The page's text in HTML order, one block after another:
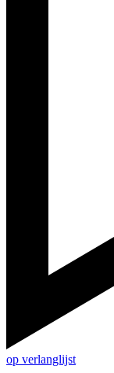
op verlanglijst